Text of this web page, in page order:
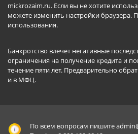
mickrozaim.ru. Если вы не хотите
можете изменить настройки браузера.
использования.
Банкротство влечет негативные
ограничения на получение кредита и
течение пяти лет. Предварительно
и в МФЦ.
По всем вопросам пишите